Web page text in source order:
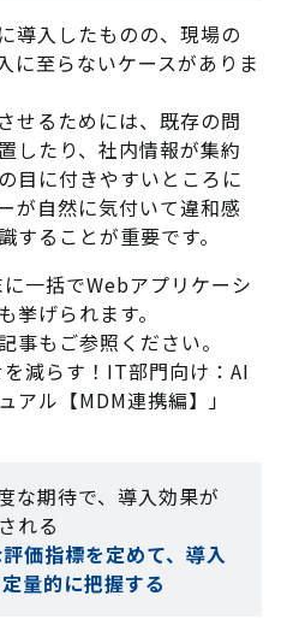
導入したものの、現場の
に至らないケースがありま
せるためには、既存の問
したり、社内情報が集約
目に付きやすいところに
が自然に気付いて違和感
することが重要です。
一括でWebアプリケーシ
挙げられます。
事もご参照ください。
減らす！IT部門向け：AI
アル【MDM連携編】」
な期待で、導入効果が
れる
価指標を定めて、導入
量的に把握する